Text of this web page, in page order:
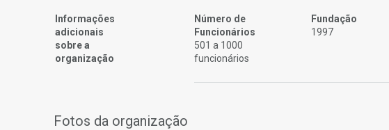
Informações
adicionais
sobre a
organização
Número de
Funcionários
501 a 1000
funcionários
Fundação
1997
Fotos da organização